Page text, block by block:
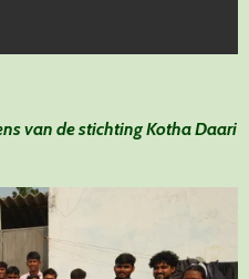
van de stichting Kotha Daari